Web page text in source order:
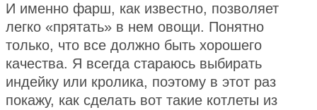
И именно фарш, как известно, позволяет
легко «прятать» в нем овощи. Понятно
только, что все должно быть хорошего
качества. Я всегда стараюсь выбирать
индейку или кролика, поэтому в этот раз
покажу, как сделать вот такие котлеты из